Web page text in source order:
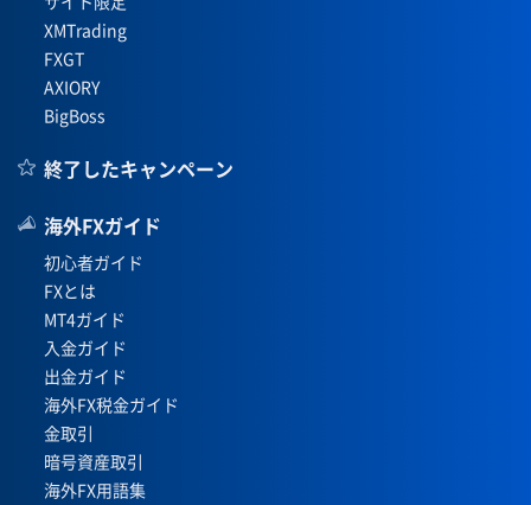
XMTrading
FXGT
AXIORY
BigBoss
終了したキャンペーン
海外FXガイド
初心者ガイド
FXとは
MT4ガイド
入金ガイド
出金ガイド
海外FX税金ガイド
金取引
暗号資産取引
海外FX用語集